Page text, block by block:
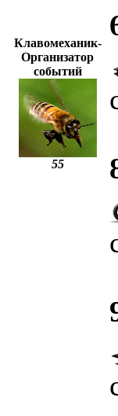
Клавомеханик-
Организатор
событий
55